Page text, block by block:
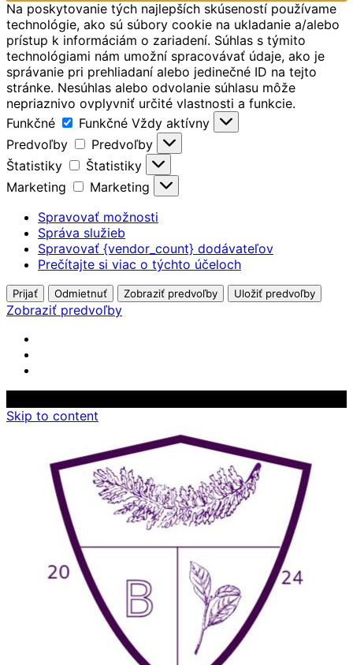
Na poskytovanie tých najlepších skúseností používame
technológie, ako sú súbory cookie na ukladanie a/alebo
prístup k informáciám o zariadení. Súhlas s týmito
technológiami nám umožní spracovávať údaje, ako je
správanie pri prehliadaní alebo jedinečné ID na tejto
stránke. Nesúhlas alebo odvolanie súhlasu môže
nepriaznivo ovplyvniť určité vlastnosti a funkcie.
Funkčné
Funkčné Vždy aktívny
Predvoľby
Predvoľby
Štatistiky
Štatistiky
Marketing
Marketing
Spravovať možnosti
Správa služieb
Spravovať {vendor_count} dodávateľov
Prečítajte si viac o týchto účeloch
Prijať Odmietnuť Zobraziť predvoľby Uložiť predvoľby
Zobraziť predvoľby
Skip to content